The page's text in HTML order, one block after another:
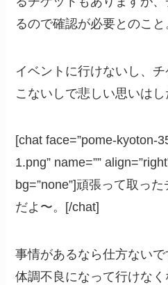
るので確認が必要とのこと
イベントに行けないし、
こないしで悲しい思いはし
[chat face=”pome-kyoton-
1.png” name=””
bg=”none”]頑張って取っ
だよ〜。[/chat]
事情があるなら仕方ない
体調不良になって行けな